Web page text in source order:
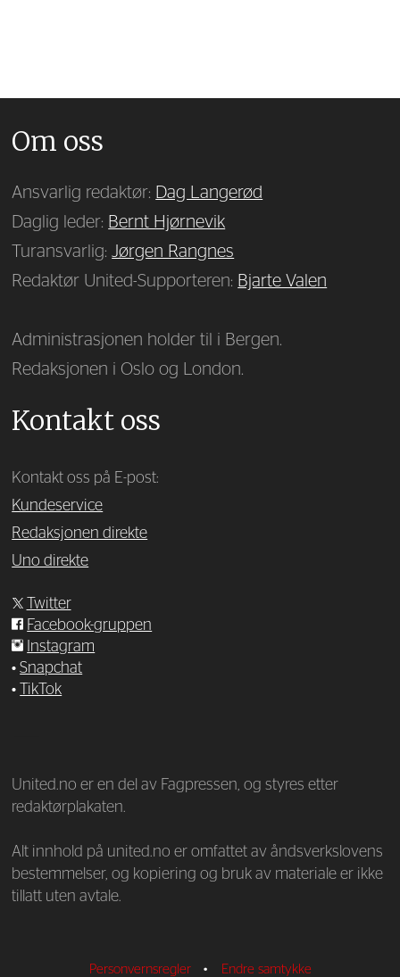
Om oss
Ansvarlig redaktør: Dag Langerød
Daglig leder: Bernt Hjørnevik
Turansvarlig:Jørgen Rangnes
Redaktør United-Supporteren: Bjarte Valen
Administrasjonen holder til i Bergen.
Redaksjonen i Oslo og London.
Kontakt oss
Kontakt oss på E-post:
Kundeservice
Redaksjonen direkte
Uno direkte
Twitter
Facebook-gruppen
Instagram
•Snapchat
•
TikTok
United.no er en del av Fagpressen, og styres etter
redaktørplakaten.
Alt innhold på united.no er omfattet av åndsverkslovens
bestemmelser, og kopiering og bruk av materiale er ikke
tillatt uten avtale.
Personvernsregler • Endre samtykke